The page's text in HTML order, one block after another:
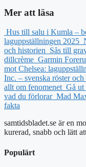
Mer att läsa
Hus till salu i Kumla –
laguppställningen 2025
och historien Sås till
dillcrème Garmin
mot Chelsea:
Inc. – svenska röster
allt om fenomenet Gå ut
vad du förlorar Mad
fakta
samtidsbladet.se är en
kurerad, snabb och lätt
Populärt